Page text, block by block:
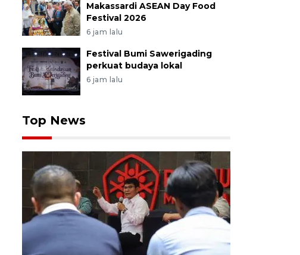
Makassardi ASEAN Day Food
Festival 2026
6 jam lalu
Festival Bumi Sawerigading
perkuat budaya lokal
6 jam lalu
Top News